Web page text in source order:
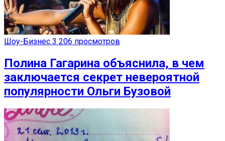
Шоу-Бизнес 3 206 просмотров
Полина Гагарина объяснила, в чем
заключается секрет невероятной
популярности Ольги Бузовой